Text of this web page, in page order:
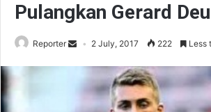
Pulangkan Gerard
Reporter 2 July, 2017 222 Less